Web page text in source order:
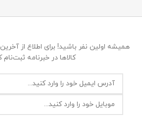
همیشه اولین نفر باشید! برای اطلاع از
کالاها در خبرنامه ثبت‌نام